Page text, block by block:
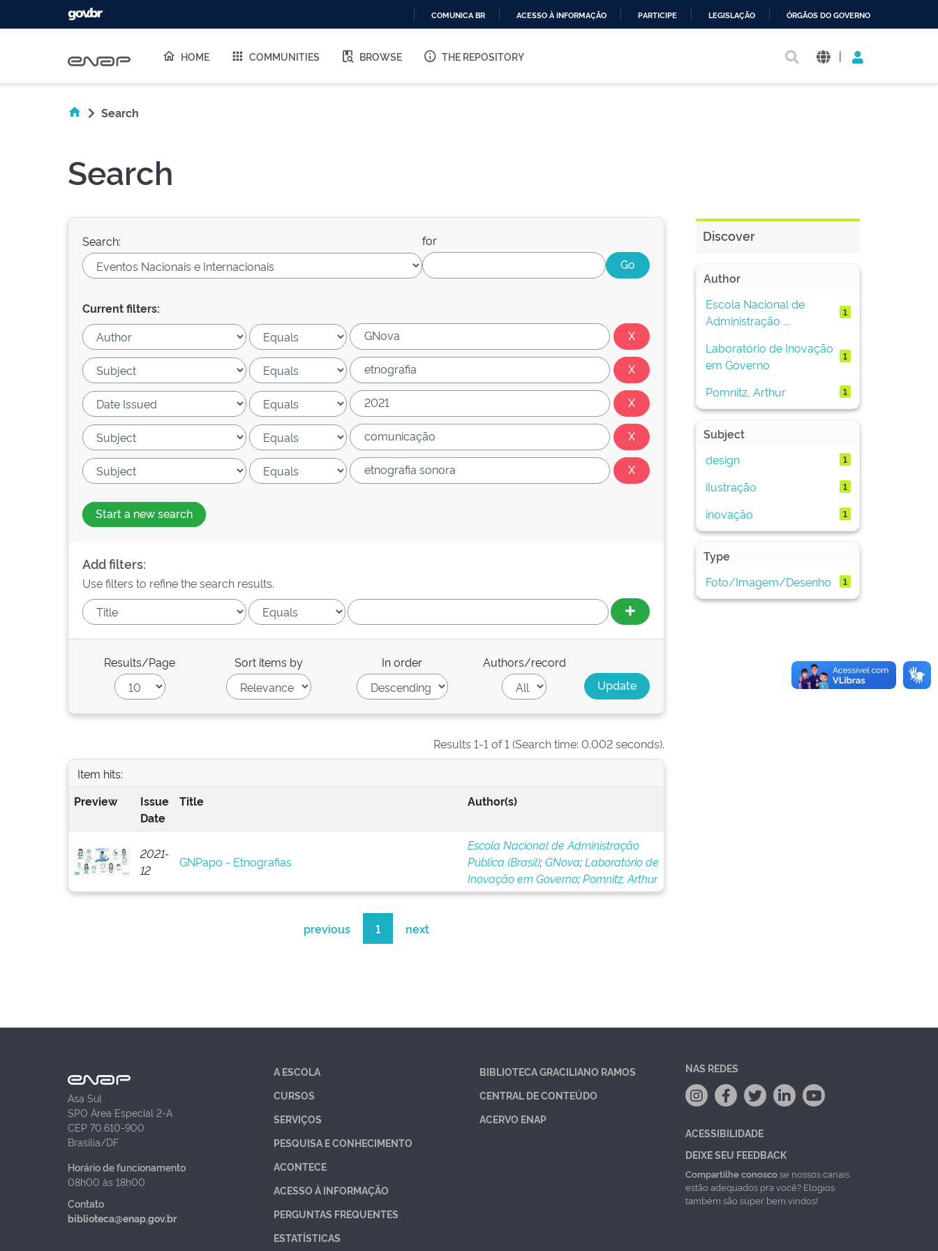
O
COMUNICA BR ACESSO À INFORMAÇÃO PARTICIPE LEGISLAÇÃO ÓRGÃOS DO GOVERNO
HOME COMMUNITIES BROWSE THE REPOSITORY |
Search
Search
Search: for
Current filters:
Start a new search
Add filters:
Use filters to refine the search results.
Results/Page Sort items by In order Authors/record
Results 1-1 of 1 (Search time: 0.002 seconds).
Item hits:
Preview
Issue
Date
Title Author(s)
2021-
12
GNPapo - Etnografias
Escola Nacional de Administração
Pública (Brasil);GNova;Laboratório de
Inovação em Governo;Pomnitz, Arthur
previous 1 next
Discover
Author
Escola Nacional de
Administração ...
1
Laboratório de Inovação
em Governo
1
Pomnitz, Arthur 1
Subject
design
1
ilustração 1
inovação 1
Type
Foto/Imagem/Desenho
1
Asa Sul
SPO Área Especial 2-A
CEP 70.610-900
Brasília/DF
Horário de funcionamento
08h00 às 18h00
Contato
biblioteca@enap.gov.br
A ESCOLA
CURSOS
SERVIÇOS
PESQUISA E CONHECIMENTO
ACONTECE
ACESSO À INFORMAÇÃO
PERGUNTAS FREQUENTES
ESTATÍSTICAS
BIBLIOTECA GRACILIANO RAMOS
CENTRAL DE CONTEÚDO
ACERVO ENAP
NAS REDES
ACESSIBILIDADE
DEIXE SEU FEEDBACK
Compartilhe conoscose nossos canais
estão adequados pra você? Elogios
também são super bem vindos!